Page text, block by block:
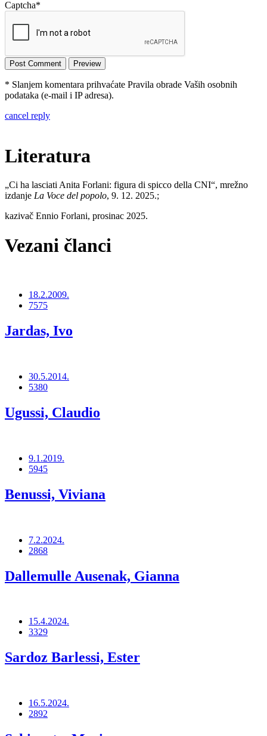
Captcha*
* Slanjem komentara prihvaćate Pravila obrade Vaših osobnih
podataka (e-mail i IP adresa).
cancel reply
Literatura
„Ci ha lasciati Anita Forlani: figura di spicco della CNI“, mrežno
izdanje La Voce del popolo, 9. 12. 2025.;
kazivač Ennio Forlani, prosinac 2025.
Vezani članci
18.2.2009.
7575
Jardas, Ivo
30.5.2014.
5380
Ugussi, Claudio
9.1.2019.
5945
Benussi, Viviana
7.2.2024.
2868
Dallemulle Ausenak, Gianna
15.4.2024.
3329
Sardoz Barlessi, Ester
16.5.2024.
2892